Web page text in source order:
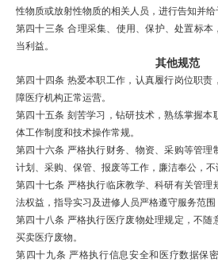
性物质或放射性物质的相关人员，进行告知并给
第四十三条 合理采集、使用、保护、处置标本
当利益。
其他规范
第四十四条 热爱本职工作，认真履行岗位职责
障医疗机构正常运营。
第四十五条 刻苦学习，钻研技术，熟练掌握本
体工作制度和技术操作常规。
第四十六条 严格执行财务、物资、采购等管理
计划、采购、保管、报废等工作，廉洁奉公，不
第四十七条 严格执行临床教学、科研有关管理
法权益，指导实习及进修人员严格遵守服务范围
第四十八条 严格执行 医疗废物处理规定，不随
买卖医疗废物。
第四十九条 严格执行信息安全和医疗数据保